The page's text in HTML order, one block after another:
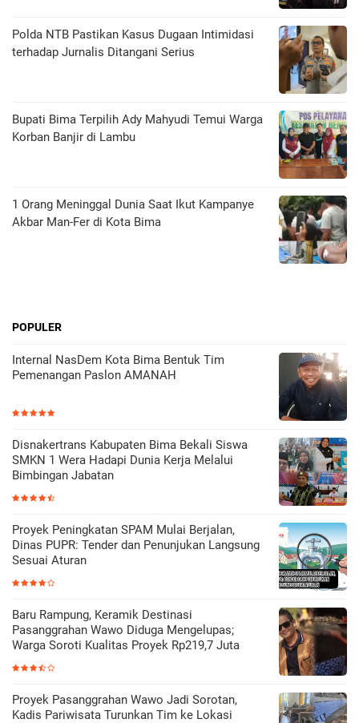
Polda NTB Pastikan Kasus Dugaan Intimidasi
terhadap Jurnalis Ditangani Serius
Bupati Bima Terpilih Ady Mahyudi Temui Warga
Korban Banjir di Lambu
1 Orang Meninggal Dunia Saat Ikut Kampanye
Akbar Man-Fer di Kota Bima
POPULER
Internal NasDem Kota Bima Bentuk Tim
Pemenangan Paslon AMANAH
Disnakertrans Kabupaten Bima Bekali Siswa
SMKN 1 Wera Hadapi Dunia Kerja Melalui
Bimbingan Jabatan
Proyek Peningkatan SPAM Mulai Berjalan,
Dinas PUPR: Tender dan Penunjukan Langsung
Sesuai Aturan
Baru Rampung, Keramik Destinasi
Pasanggrahan Wawo Diduga Mengelupas;
Warga Soroti Kualitas Proyek Rp219,7 Juta
Proyek Pasanggrahan Wawo Jadi Sorotan,
Kadis Pariwisata Turunkan Tim ke Lokasi